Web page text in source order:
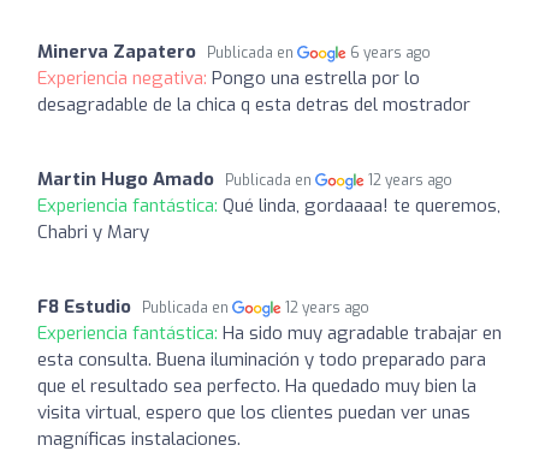
Minerva Zapatero Publicada en 6 years ago
Experiencia negativa: Pongo una estrella por lo
desagradable de la chica q esta detras del mostrador
Martin Hugo Amado Publicada en 12 years ago
Experiencia fantástica: Qué linda, gordaaaa! te queremos,
Chabri y Mary
F8 Estudio Publicada en 12 years ago
Experiencia fantástica: Ha sido muy agradable trabajar en
esta consulta. Buena iluminación y todo preparado para
que el resultado sea perfecto. Ha quedado muy bien la
visita virtual, espero que los clientes puedan ver unas
magníficas instalaciones.